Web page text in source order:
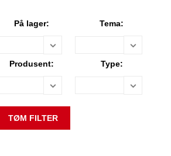
På lager: Tema:
Produsent: Type: